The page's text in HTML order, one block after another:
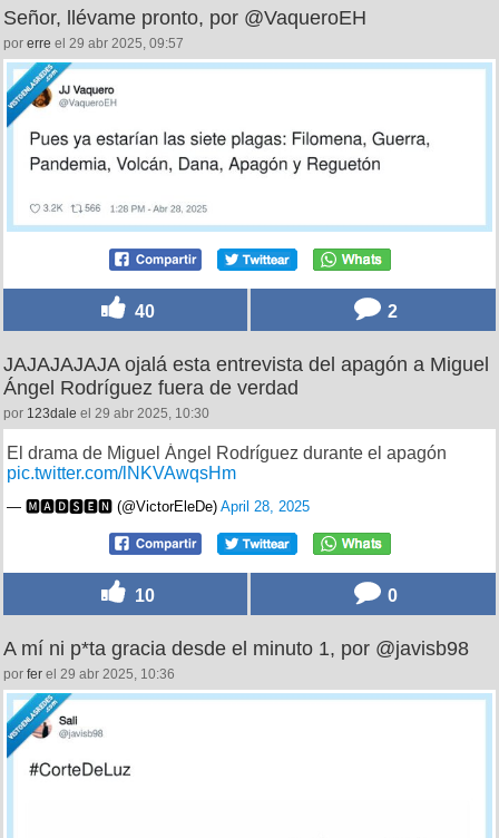
Señor, llévame pronto, por @VaqueroEH
por erre el 29 abr 2025, 09:57
40 2
JAJAJAJAJA ojalá esta entrevista del apagón a Miguel
Ángel Rodríguez fuera de verdad
por 123dale el 29 abr 2025, 10:30
El drama de Miguel Ángel Rodríguez durante el apagón
pic.twitter.com/lNKVAwqsHm
— 🅼🅰🅳🆂🅴🅽 (@VictorEleDe) April 28, 2025
10 0
A mí ni p*ta gracia desde el minuto 1, por @javisb98
por fer el 29 abr 2025, 10:36